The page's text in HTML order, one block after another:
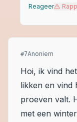
Reageer
#7Anoniem
Hoi, ik vind
likken en vind
proeven valt.
met een